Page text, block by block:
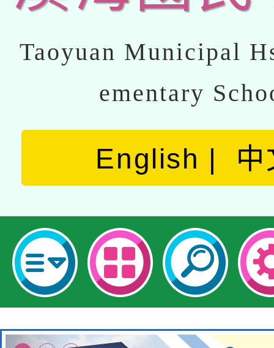
Taoyuan Municipal
ementary
English 中